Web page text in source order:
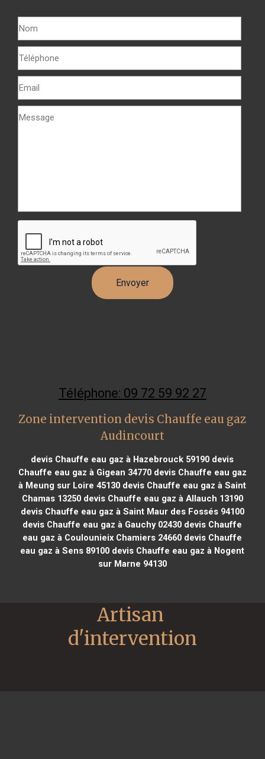
Téléphone: 09 72 59 92 27
Zone intervention devis Chauffe eau gaz
Audincourt
devis Chauffe eau gaz à Hazebrouck 59190 devis
Chauffe eau gaz à Gigean 34770devis Chauffe eau gaz
à Meung sur Loire 45130 devis Chauffe eau gaz à Saint
Chamas 13250devis Chauffe eau gaz à Allauch 13190
devis Chauffe eau gaz à Saint Maur des Fossés 94100
devis Chauffe eau gaz à Gauchy 02430 devis Chauffe
eau gaz à Coulounieix Chamiers 24660 devis Chauffe
eau gaz à Sens 89100 devis Chauffe eau gaz à Nogent
sur Marne 94130
Artisan
d'intervention